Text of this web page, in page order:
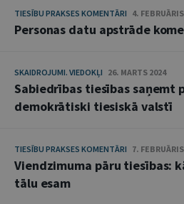
TIESĪBU PRAKSES KOMENTĀRI 4.
Personas datu apstrāde
SKAIDROJUMI. VIEDOKĻI 26. MARTS 2024
Sabiedrības tiesības saņemt
demokrātiski tiesiskā valstī
TIESĪBU PRAKSES KOMENTĀRI 7.
Viendzimuma pāru tiesības:
tālu esam